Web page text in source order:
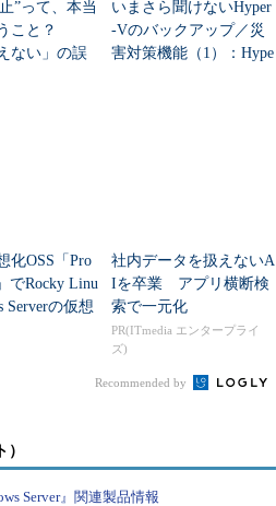
増えていく
利用していなくても、クライア
、Windows 10のWindows
など）を利用している場合は、問
という規則の名称」、これらの
ました。Windows 10 バージョ
”って、本当
こと？
ない」の誤
いまさら聞けないHyper
-Vのバックアップ／災
害対策機能（1）：Hype
化OSS「Pro
でRocky Linu
Serverの仮想
社内データを扱えないA
Iを卒業 アプリ横断検
索で一元化
PR(ITmedia エンタープライ
ズ)
Recommended by
Server』関連製品情報